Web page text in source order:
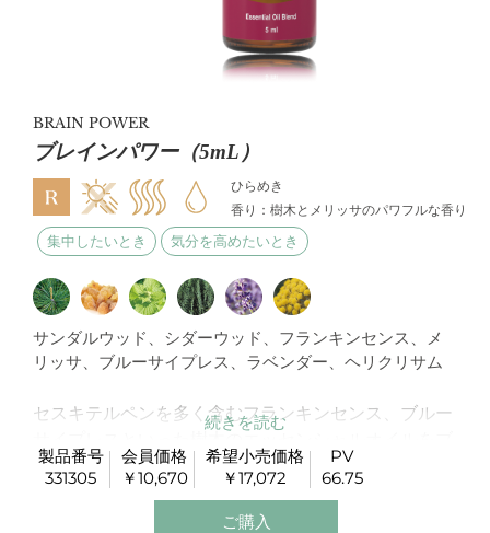
BRAIN POWER
ブレインパワー（5mL）
ひらめき
香り：樹木とメリッサのパワフルな香り
集中したいとき 気分を高めたいとき
サンダルウッド、シダーウッド、フランキンセンス、メ
リッサ、ブルーサイプレス、ラベンダー、ヘリクリサム
セスキテルペンを多く含むフランキンセンス、ブルー
レンドし、気分が落ち着いてすっきりするような香り
に仕上げました。
頭の中の整理をしたり、集中したいときに、お勧めで
製品番号
331305
会員価格
￥10,670
希望小売価格
￥17,072
PV
66.75
ご購入